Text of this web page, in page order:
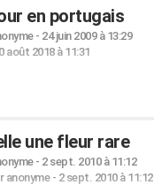
en portugais
- 24 juin 2009 à 13:29
août 2018 à 11:31
une fleur rare
- 2 sept. 2010 à 11:12
anonyme- 2 sept. 2010 à 11:12